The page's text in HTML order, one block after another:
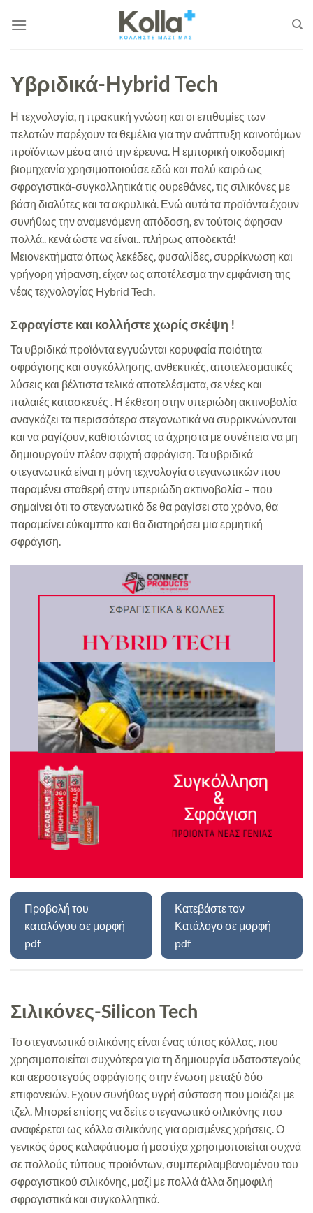
στο
Υβριδικά-Hybrid Tech
Η τεχνολογία, η πρακτική γνώση και οι επιθυμίες των
πελατών παρέχουν τα θεμέλια για την ανάπτυξη καινοτόμων
προϊόντων μέσα από την έρευνα. Η εμπορική οικοδομική
βιομηχανία χρησιμοποιούσε εδώ και πολύ καιρό ως
σφραγιστικά-συγκολλητικά τις ουρεθάνες, τις σιλικόνες με
βάση διαλύτες και τα ακρυλικά. Ενώ αυτά τα προϊόντα έχουν
συνήθως την αναμενόμενη απόδοση, εν τούτοις άφησαν
πολλά.. κενά ώστε να είναι.. πλήρως αποδεκτά!
Μειονεκτήματα όπως λεκέδες, φυσαλίδες, συρρίκνωση και
γρήγορη γήρανση, είχαν ως αποτέλεσμα την εμφάνιση της
νέας τεχνολογίας Hybrid Tech.
Σφραγίστε και κολλήστε χωρίς σκέψη !
Τα υβριδικά προϊόντα εγγυώνται κορυφαία ποιότητα
σφράγισης και συγκόλλησης, ανθεκτικές, αποτελεσματικές
λύσεις και βέλτιστα τελικά αποτελέσματα, σε νέες και
παλαιές κατασκευές . Η έκθεση στην υπεριώδη ακτινοβολία
αναγκάζει τα περισσότερα στεγανωτικά να συρρικνώνονται
και να ραγίζουν, καθιστώντας τα άχρηστα με συνέπεια να μη
δημιουργούν πλέον σφιχτή σφράγιση. Τα υβριδικά
στεγανωτικά είναι η μόνη τεχνολογία στεγανωτικών που
παραμένει σταθερή στην υπεριώδη ακτινοβολία – που
σημαίνει ότι το στεγανωτικό δε θα ραγίσει στο χρόνο, θα
παραμείνει εύκαμπτο και θα διατηρήσει μια ερμητική
σφράγιση.
Προβολή του
καταλόγου σε μορφή
pdf
Κατεβάστε τον
Κατάλογο σε μορφή
pdf
Σιλικόνες-Silicon Tech
Το στεγανωτικό σιλικόνης είναι ένας τύπος κόλλας, που
χρησιμοποιείται συχνότερα για τη δημιουργία υδατοστεγούς
και αεροστεγούς σφράγισης στην ένωση μεταξύ δύο
επιφανειών. Eχουν συνήθως υγρή σύσταση που μοιάζει με
τζελ. Μπορεί επίσης να δείτε στεγανωτικό σιλικόνης που
αναφέρεται ως κόλλα σιλικόνης για ορισμένες χρήσεις. Ο
γενικός όρος καλαφάτισμα ή μαστίχα χρησιμοποιείται συχνά
σε πολλούς τύπους προϊόντων, συμπεριλαμβανομένου του
σφραγιστικού σιλικόνης, μαζί με πολλά άλλα δημοφιλή
σφραγιστικά και συγκολλητικά.